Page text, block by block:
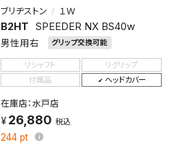
ブリヂストン １Ｗ
B2HT SPEEDER NX BS40w
男性用右 グリップ交換可能
リシャフト
リグリップ
付属品
ヘッドカバー
在庫店：水戸店
26,880 税込
244 pt